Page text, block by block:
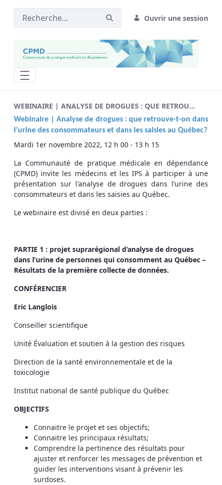
Ouvrir une session
WEBINAIRE | ANALYSE DE DROGUES : QUE RETROUVE-T-ON DANS L’URINE DES CONSOMMATEURS ET DANS LES SAISIES AU QUÉBEC?
Webinaire |Analyse de drogues : que retrouve-t-on dans
l’urine des consommateurs et dans les saisies au Québec?
Mardi 1er novembre 2022, 12 h 00 - 13 h 15
La Communauté de pratique médicale en dépendance
(CPMD) invite les médecins et les IPS à participer à une
présentation sur l'analyse de drogues dans l’urine des
consommateurs et dans les saisies au Québec.
Le webinaire est divisé en deux parties :
PARTIE 1 : projet suprarégional d’analyse de drogues
dans l’urine de personnes qui consomment au Québec –
Résultats de la première collecte de données.
CONFÉRENCIER
Eric Langlois
Conseiller scientifique
Unité Évaluation et soutien à la gestion des risques
Direction de la santé environnementale et de la
toxicologie
Institut national de santé publique du Québec
OBJECTIFS
Connaitre le projet et ses objectifs;
Connaitre les principaux résultats;
Comprendre la pertinence des résultats pour
ajuster et renforcer les messages de prévention et
guider les interventions visant à prévenir les
surdoses.